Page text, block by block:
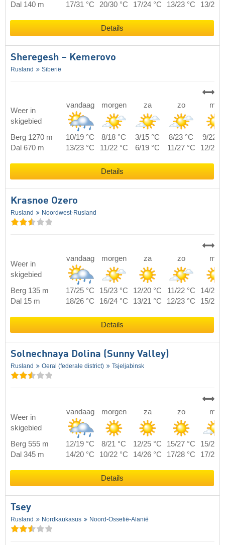
Dal 140 m
17/31 °C 20/30 °C 17/24 °C 13/23 °C 13/24
Details
Sheregesh – Kemerovo
Rusland Siberië
Weer in
skigebied
vandaag morgen za zo ma
Berg 1270 m 10/19 °C 8/18 °C 3/15 °C 8/23 °C
9/22
Dal 670 m
13/23 °C 11/22 °C 6/19 °C 11/27 °C 12/26
Details
Krasnoe Ozero
Rusland Noordwest-Rusland
Weer in
skigebied
vandaag morgen za zo ma
Berg 135 m 17/25 °C 15/23 °C 12/20 °C 11/22 °C
14/24
Dal 15 m
18/26 °C 16/24 °C 13/21 °C 12/23 °C 15/25
Details
Solnechnaya Dolina (Sunny Valley)
Rusland Oeral (federale district) Tsjeljabinsk
Weer in
skigebied
vandaag morgen za zo ma
Berg 555 m 12/19 °C 8/21 °C 12/25 °C 15/27 °C
15/22
Dal 345 m
14/20 °C 10/22 °C 14/26 °C 17/28 °C 17/23
Details
Tsey
Rusland Nordkaukasus Noord-Ossetië-Alanië